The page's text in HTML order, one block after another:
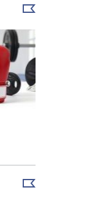
Выбрать
Выбрать